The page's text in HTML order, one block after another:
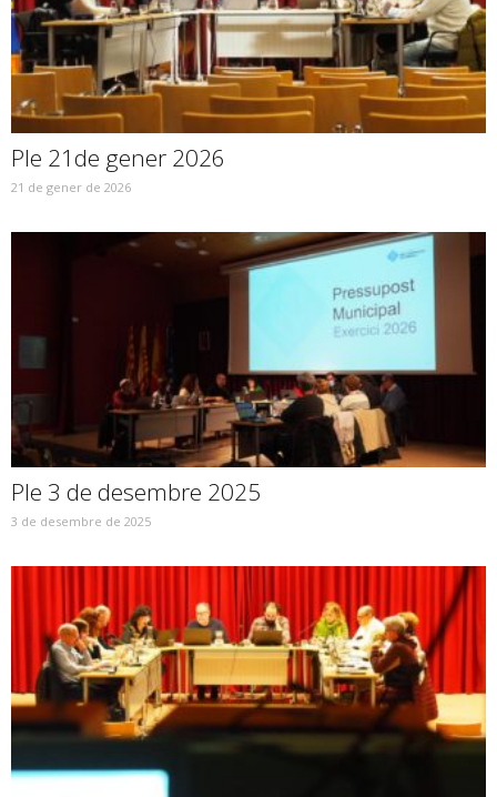
Ple 21de gener 2026
21 de gener de 2026
Ple 3 de desembre 2025
3 de desembre de 2025